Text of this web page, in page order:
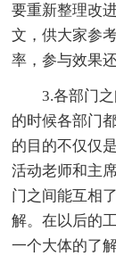
要重新整理改
文，供大家参
率，参与效果
3.各部门
的时候各部门
的目的不仅仅
活动老师和主
门之间能互相
解。在以后的
一个大体的了